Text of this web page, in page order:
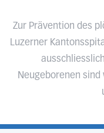
Zur Prävention des
Luzerner
Neugeborenen